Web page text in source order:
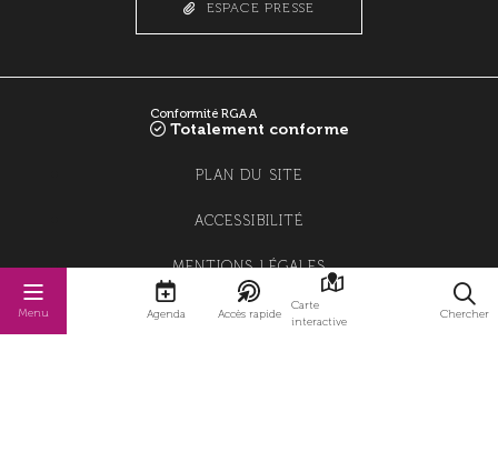
Menu Agenda Accès rapide
Carte
interactive
Chercher
ESPACE PRESSE
Conformité RGAA
Totalement conforme
PLAN DU SITE
ACCESSIBILITÉ
MENTIONS LÉGALES
POLITIQUE DE CONFIDENTIALITÉ